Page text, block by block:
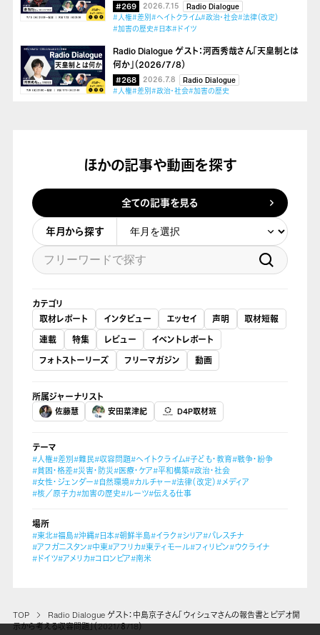
#269 2026.7.15
Radio Dialogue
#人権#差別#ヘイトクライム#政治・社会#法律（改定）
#加害の歴史#日本#ドイツ
Radio Dialogue ゲスト：河西秀哉さん「天皇制とは
何か」（2026/7/8）
#268 2026.7.8
Radio Dialogue
#人権#差別#政治・社会#加害の歴史
ほかの記事や動画を探す
全ての記事を見る
年月から探す
カテゴリ
取材レポート
インタビュー エッセイ 声明
取材短報
連載
特集 レビュー
イベントレポート
フォトストーリーズ
フリーマガジン 動画
所属ジャーナリスト
佐藤慧 安田菜津紀 D4P取材班
テーマ
#人権#差別#難民#収容問題#ヘイトクライム#子ども・教育#戦争・紛争
#貧困・格差#災害・防災#医療・ケア#平和構築#政治・社会
#女性・ジェンダー#自然環境#カルチャー#法律（改定）#メディア
#核／原子力#加害の歴史#ルーツ#伝える仕事
場所
#東北#福島#沖縄#日本#朝鮮半島#イラク#シリア#パレスチナ
#アフガニスタン#中東#アフリカ#東ティモール#フィリピン#ウクライナ
#ドイツ#アメリカ#コロンビア#南米
TOP
Radio Dialogue ゲスト：中島京子さん「ウィシュマさんの報告書とビデオ開
示から考える収容問題」（2021/８/18）